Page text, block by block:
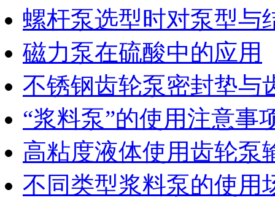
螺杆泵选型时对泵型与
磁力泵在硫酸中的应用
不锈钢齿轮泵密封垫与
“浆料泵”的使用注意事
高粘度液体使用齿轮泵
不同类型浆料泵的使用